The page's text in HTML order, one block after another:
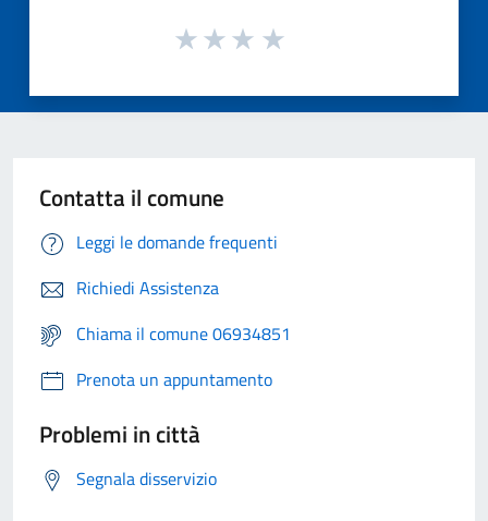
Contatta il comune
Leggi le domande frequenti
Richiedi Assistenza
Chiama il comune 06934851
Prenota un appuntamento
Problemi in città
Segnala disservizio